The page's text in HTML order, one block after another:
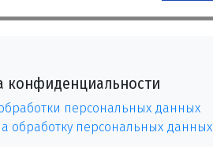
конфиденциальности
персональных данных
обработку персональных данных